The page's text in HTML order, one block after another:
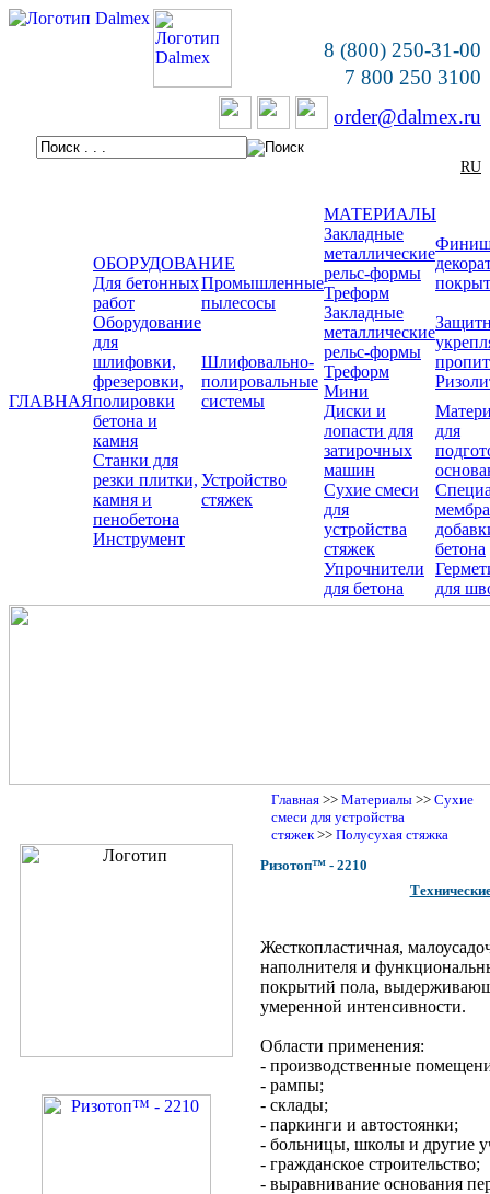
8 (800) 250-31-00
7 800 250 3100
order@dalmex.ru
RU
ГЛАВНАЯ
ОБОРУДОВАНИЕ
Для бетонных
работ
Промышленные
пылесосы
Оборудование
для
шлифовки,
фрезеровки,
полировки
бетона и
камня
Шлифовально-
полировальные
системы
Станки для
резки плитки,
камня и
пенобетона
Устройство
стяжек
Инструмент
МАТЕРИАЛЫ
Закладные
металлические
рельс-формы
Треформ
Закладные
металлические
рельс-формы
Треформ
Мини
Диски и
лопасти для
затирочных
машин
для
Сухие смеси
для
устройства
стяжек
бетона
Упрочнители
для бетона
для
Главная >> Материалы >> Сухие
смеси для устройства
стяжек>> Полусухая стяжка
Ризотоп™ - 2210
Жесткопластичная,
наполнителя и
покрытий пола,
умеренной интенсивности.
Области применения:
- производственные
- рампы;
- склады;
- паркинги и автостоянки;
- больницы, школы и другие
- гражданское строительство;
- выравнивание основания